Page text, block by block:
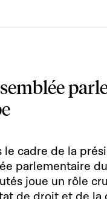
cadre de la
parlementaire
joue un rôle